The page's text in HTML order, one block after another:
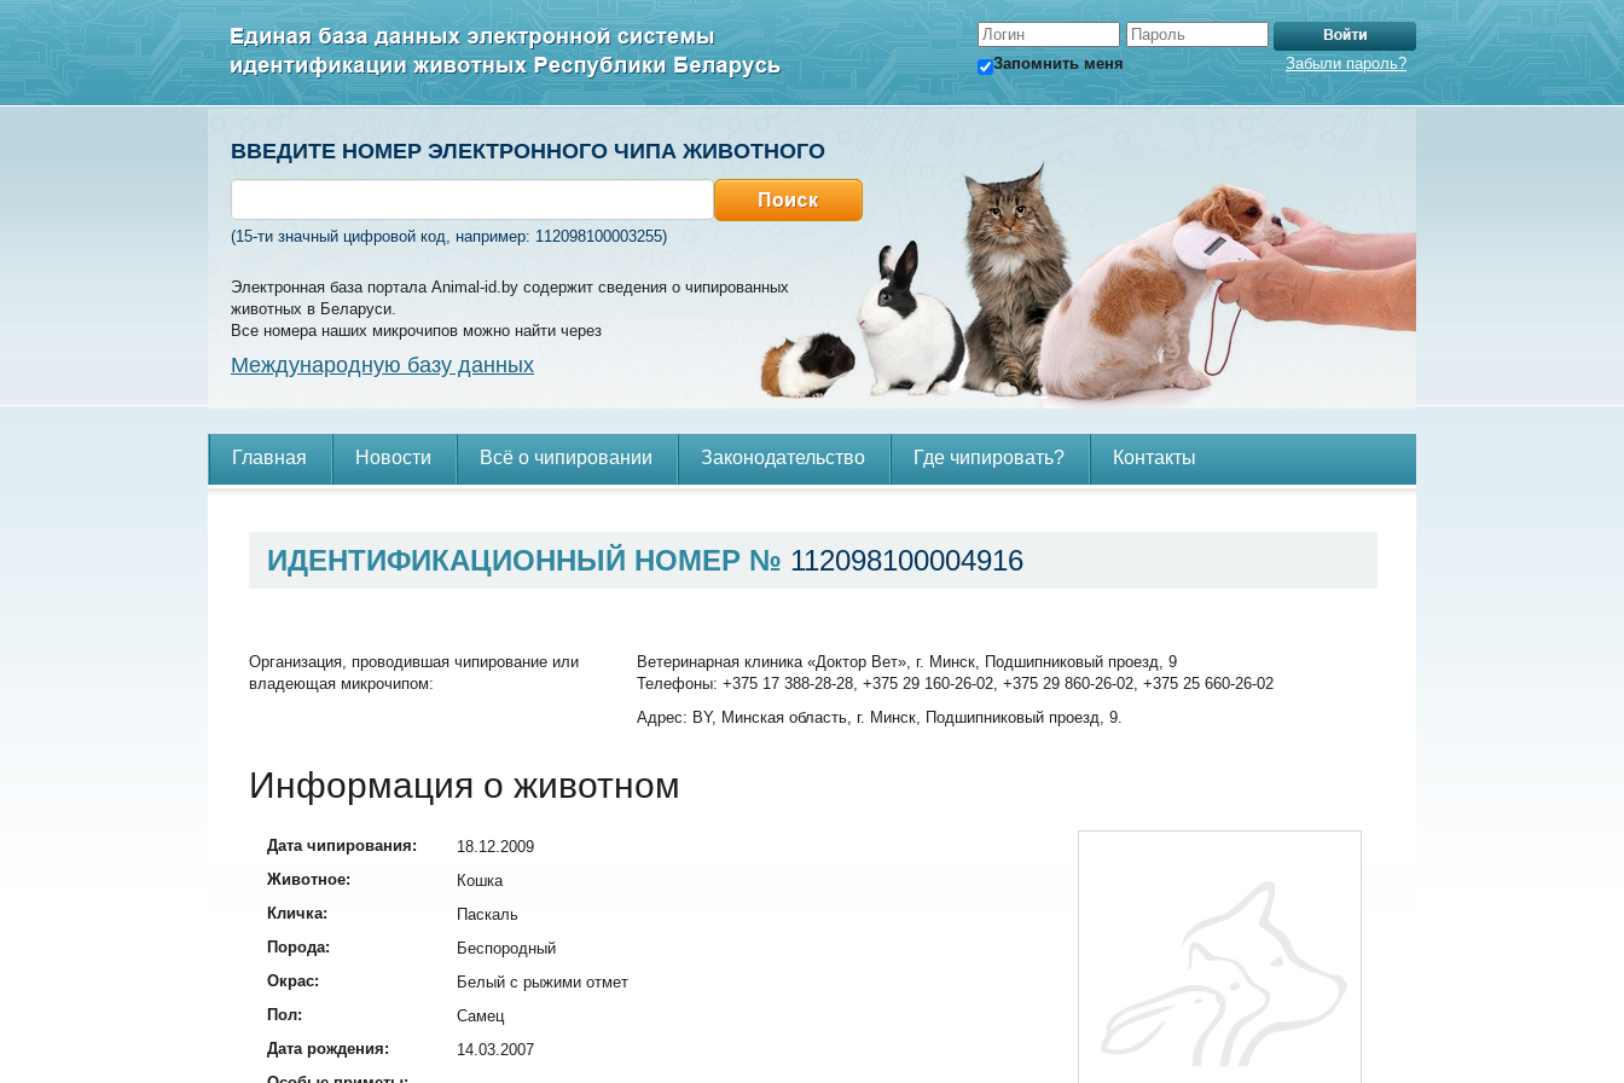
Запомнить меня Забыли пароль?
ВВЕДИТЕ НОМЕР ЭЛЕКТРОННОГО ЧИПА ЖИВОТНОГО
(15-ти значный цифровой код, например: 112098100003255)
Электронная база портала Animal-id.by содержит сведения о чипированных
животных в Беларуси.
Все номера наших микрочипов можно найти через
Международную базу данных
Главная Новости Всё о чипировании Законодательство Где чипировать? Контакты
ИДЕНТИФИКАЦИОННЫЙ НОМЕР № 112098100004916
Организация, проводившая чипирование или
владеющая микрочипом:
Ветеринарная клиника «Доктор Вет», г. Минск, Подшипниковый проезд, 9
Телефоны: +375 17 388-28-28, +375 29 160-26-02, +375 29 860-26-02, +375 25 660-26-02
Адрес: BY, Минская область, г. Минск, Подшипниковый проезд, 9.
Информация о животном
Дата чипирования:
18.12.2009
Животное:
Кошка
Кличка:
Паскаль
Порода:
Беспородный
Окрас:
Белый с рыжими отмет
Пол:
Самец
Дата рождения:
14.03.2007